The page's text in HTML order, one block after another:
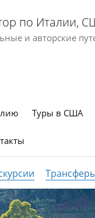
по Италии,
и авторские
Туры в США